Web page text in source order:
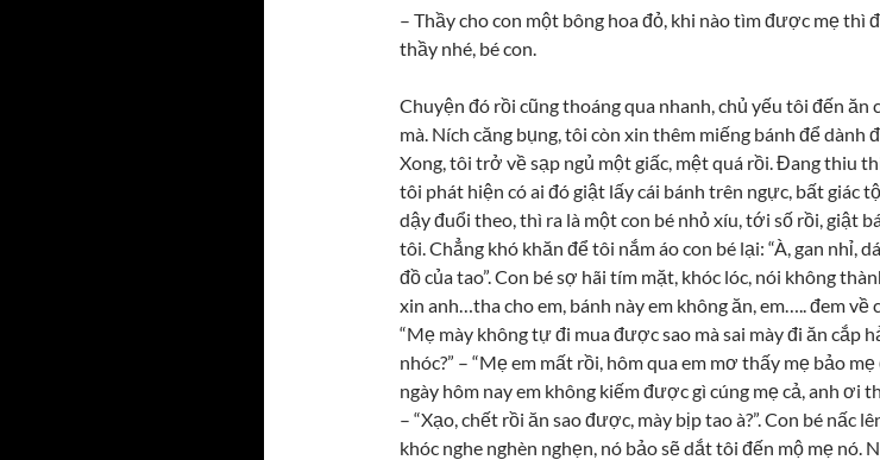
– Thầy cho con một bông hoa đỏ, khi nào tìm được mẹ thì
thầy nhé, bé con.
Chuyện đó rồi cũng thoáng qua nhanh, chủ yếu tôi đến ăn
mà. Ních căng bụng, tôi còn xin thêm miếng bánh để dành
Xong, tôi trở về sạp ngủ một giấc, mệt quá rồi. Đang thiu
tôi phát hiện có ai đó giật lấy cái bánh trên ngực, bất giác
dậy đuổi theo, thì ra là một con bé nhỏ xíu, tới số rồi, giật
tôi. Chẳng khó khăn để tôi nắm áo con bé lại: “À, gan nhỉ,
đồ của tao”. Con bé sợ hãi tím mặt, khóc lóc, nói không
xin anh…tha cho em, bánh này em không ăn, em….. đem về
“Mẹ mày không tự đi mua được sao mà sai mày đi ăn cắp
nhóc?” – “Mẹ em mất rồi, hôm qua em mơ thấy mẹ bảo mẹ
ngày hôm nay em không kiếm được gì cúng mẹ cả, anh ơi
– “Xạo, chết rồi ăn sao được, mày bịp tao à?”. Con bé nấc
khóc nghe nghèn nghẹn, nó bảo sẽ dắt tôi đến mộ mẹ nó.